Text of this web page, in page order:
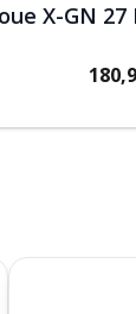
X-GN